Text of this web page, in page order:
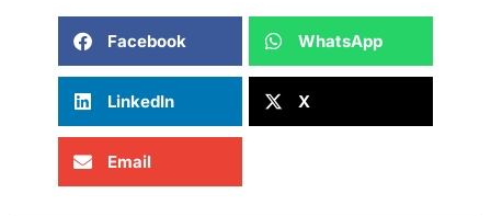
Facebook WhatsApp
LinkedIn X
Email